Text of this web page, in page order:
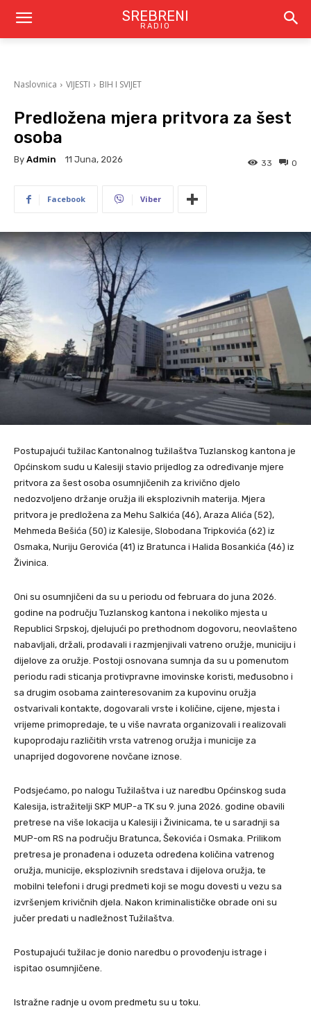
SREBRENI
RADIO
Naslovnica VIJESTI BIH I SVIJET
Predložena mjera pritvora za šest
osoba
By Admin 11 Juna, 2026 0
33
Facebook Viber
Postupajući tužilac Kantonalnog tužilaštva Tuzlanskog kantona je
Općinskom sudu u Kalesiji stavio prijedlog za određivanje mjere
pritvora za šest osoba osumnjičenih za krivično djelo
nedozvoljeno držanje oružja ili eksplozivnih materija. Mjera
pritvora je predložena za Mehu Salkića (46), Araza Alića (52),
Mehmeda Bešića (50) iz Kalesije, Slobodana Tripkovića (62) iz
Osmaka, Nuriju Gerovića (41) iz Bratunca i Halida Bosankića (46) iz
Živinica.
Oni su osumnjičeni da su u periodu od februara do juna 2026.
godine na području Tuzlanskog kantona i nekoliko mjesta u
Republici Srpskoj, djelujući po prethodnom dogovoru, neovlašteno
nabavljali, držali, prodavali i razmjenjivali vatreno oružje, municiju i
dijelove za oružje. Postoji osnovana sumnja da su u pomenutom
periodu radi sticanja protivpravne imovinske koristi, međusobno i
sa drugim osobama zainteresovanim za kupovinu oružja
ostvarivali kontakte, dogovarali vrste i količine, cijene, mjesta i
vrijeme primopredaje, te u više navrata organizovali i realizovali
kupoprodaju različitih vrsta vatrenog oružja i municije za
unaprijed dogovorene novčane iznose.
Podsjećamo, po nalogu Tužilaštva i uz naredbu Općinskog suda
Kalesija, istražitelji SKP MUP-a TK su 9. juna 2026. godine obavili
pretrese na više lokacija u Kalesiji i Živinicama, te u saradnji sa
MUP-om RS na području Bratunca, Šekovića i Osmaka. Prilikom
pretresa je pronađena i oduzeta određena količina vatrenog
oružja, municije, eksplozivnih sredstava i dijelova oružja, te
mobilni telefoni i drugi predmeti koji se mogu dovesti u vezu sa
izvršenjem krivičnih djela. Nakon kriminalističke obrade oni su
jučer predati u nadležnost Tužilaštva.
Postupajući tužilac je donio naredbu o provođenju istrage i
ispitao osumnjičene.
Istražne radnje u ovom predmetu su u toku.